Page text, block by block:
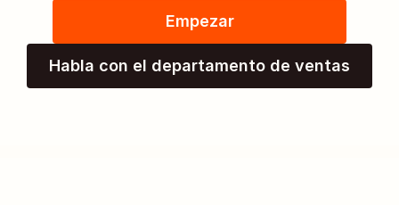
Empezar
Habla con el departamento de ventas